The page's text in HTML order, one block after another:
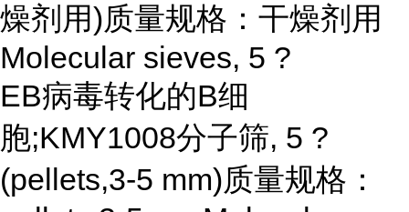
燥剂用)质量规格：干燥剂用
Molecular sieves, 5 ?
EB病毒转化的B细
胞;KMY1008分子筛, 5 ?
(pellets,3-5 mm)质量规格：